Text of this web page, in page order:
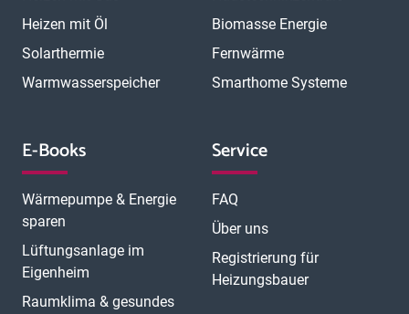
Heizen mit Öl
Solarthermie
Warmwasserspeicher
Biomasse Energie
Fernwärme
Smarthome Systeme
E-Books
Wärmepumpe & Energie
sparen
Lüftungsanlage im
Eigenheim
Raumklima & gesundes
Service
FAQ
Über uns
Registrierung für
Heizungsbauer